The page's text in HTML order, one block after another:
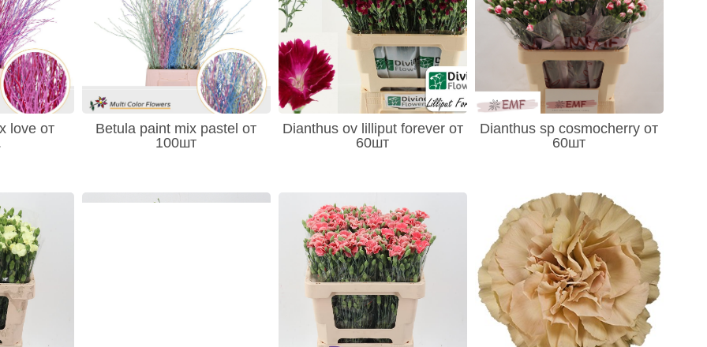
love от
Betula paint mix pastel от
100шт
Dianthus ov lilliput forever от
60шт
Dianthus sp cosmocherry от
60шт